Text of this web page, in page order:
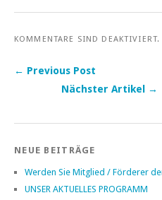
KOMMENTARE SIND DEAKTIVIERT.
Post navigation
← Previous Post
Nächster Artikel →
NEUE BEITRÄGE
Werden Sie Mitglied / Förderer
UNSER AKTUELLES PROGRAMM